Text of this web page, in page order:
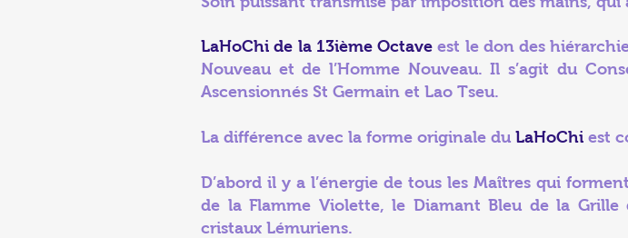
LaHoChi de la 13ième Octaveest le don des
Nouveau et de l’Homme Nouveau. Il s’agit du
Ascensionnés St Germain et Lao Tseu.
La différence avec la forme originale du LaHoChi est
D’abord il y a l’énergie de tous les Maîtres qui
de la Flamme Violette, le Diamant Bleu de la
cristaux Lémuriens.